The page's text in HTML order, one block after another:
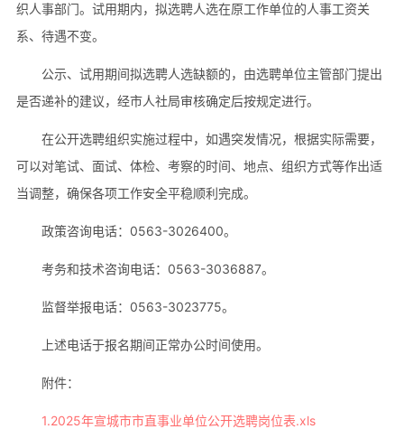
织人事部门。试用期内，拟选聘人选在原工作单位的人事工资关
系、待遇不变。
公示、试用期间拟选聘人选缺额的，由选聘单位主管部门提出
是否递补的建议，经市人社局审核确定后按规定进行。
在公开选聘组织实施过程中，如遇突发情况，根据实际需要，
可以对笔试、面试、体检、考察的时间、地点、组织方式等作出适
当调整，确保各项工作安全平稳顺利完成。
政策咨询电话：0563-3026400。
考务和技术咨询电话：0563-3036887。
监督举报电话：0563-3023775。
上述电话于报名期间正常办公时间使用。
附件：
1.2025年宣城市市直事业单位公开选聘岗位表.xls